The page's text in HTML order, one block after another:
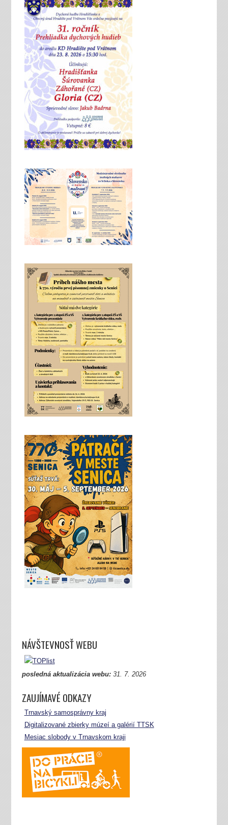
NÁVŠTEVNOSŤ WEBU
posledná aktualizácia webu:31. 7. 2026
ZAUJÍMAVÉ ODKAZY
Trnavský samosprávny kraj
Digitalizované zbierky múzeí a galérií TTSK
Mesiac slobody v Trnavskom kraji